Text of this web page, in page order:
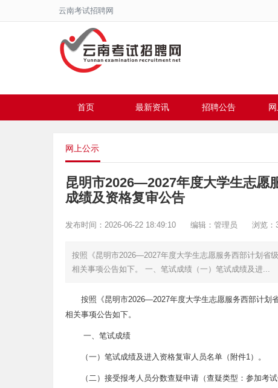
云南考试招聘网
首页 最新资讯 招聘公告
网上公示
昆明市2026—2027年度大学生志愿
成绩及资格复审公告
发布时间：2026-06-22 18:49:10 编辑：管理员 浏览：
按照《昆明市2026—2027年度大学生志愿服务西部计划省
相关事项公告如下。 一、笔试成绩（一）笔试成绩及进...
按照《昆明市2026—2027年度大学生志愿服务西部计划
相关事项公告如下。
一、笔试成绩
（一）笔试成绩及进入资格复审人员名单（附件1）。
（二）接受报考人员分数查疑申请（查疑类型：参加